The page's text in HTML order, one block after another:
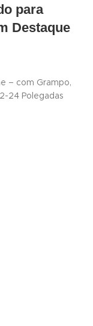
para
Destaque
– com Grampo,
24 Polegadas